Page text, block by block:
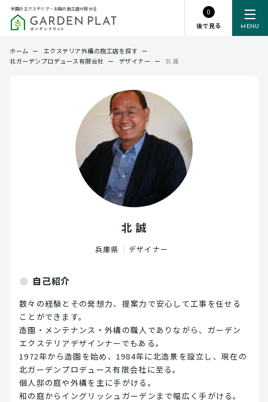
MENU
全国のエクステリア・お庭の施工店が探せる
0
後で見る
ホーム ー エクステリア外構の施工店を探す ー
北ガーデンプロデュース有限会社 ー デザイナー ー 北 誠
北 誠
兵庫県 デザイナー
自己紹介
数々の経験とその発想力、提案力で安心して工事を任せる
ことができます。
造園・メンテナンス・外構の職人でありながら、ガーデン
エクステリアデザインナーでもある。
1972年から造園を始め、1984年に北造景を設立し、現在の
北ガーデンプロデュース有限会社に至る。
個人邸の庭や外構を主に手がける。
和の庭からイングリッシュガーデンまで幅広く手がける。